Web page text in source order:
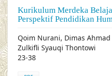
Kurikulum Merdeka
Perspektif Pendidikan
Qoim Nurani, Dimas
Zulkifli Syauqi Thontowi
23-38